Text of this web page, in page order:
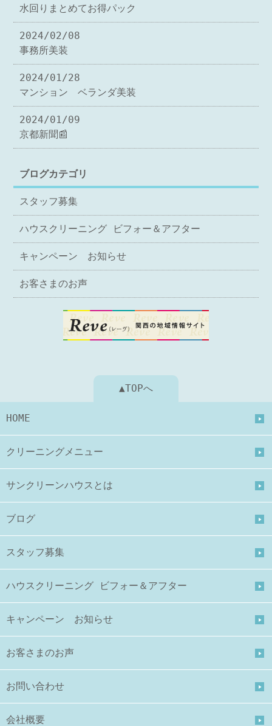
水回りまとめてお得パック
2024/02/08
事務所美装
2024/01/28
マンション ベランダ美装
2024/01/09
京都新聞📰
ブログカテゴリ
スタッフ募集
ハウスクリーニング ビフォー＆アフター
キャンペーン お知らせ
お客さまのお声
▲TOPへ
HOME
クリーニングメニュー
サンクリーンハウスとは
ブログ
スタッフ募集
ハウスクリーニング ビフォー＆アフター
キャンペーン お知らせ
お客さまのお声
お問い合わせ
会社概要